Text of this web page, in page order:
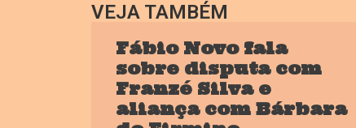
VEJA TAMBÉM
Fábio Novo fala
sobre disputa com
Franzé Silva e
aliança com Bárbara